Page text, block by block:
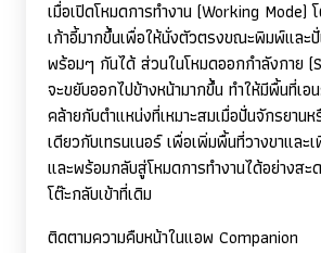
เมื่อเปิดโหมดการทำงาน (Working Mode)
เก้าอี้มากขึ้นเพื่อให้นั่งตัวตรงขณะพิมพ์และ
พร้อมๆ กันได้ ส่วนในโหมดออกกำลังกาย (
จะขยับออกไปข้างหน้ามากขึ้น ทำให้มีพื้นที่เอ
คล้ายกับตำแหน่งที่เหมาะสมเมื่อปั่นจักรยาน
เดียวกับเทรนเนอร์ เพื่อเพิ่มพื้นที่วางขาและ
และพร้อมกลับสู่โหมดการทำงานได้อย่างสะ
โต๊ะกลับเข้าที่เดิม
ติดตามความคืบหน้าในแอพ Companion